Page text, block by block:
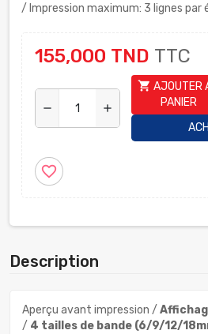
/ Impression maximum: 3 lignes
155,000 TND TTC
remove add
shopping_cart AJOUTER
PANIER
favorite_border
Description
Aperçu avant impression /
/ 4 tailles de bande (6/9/12/